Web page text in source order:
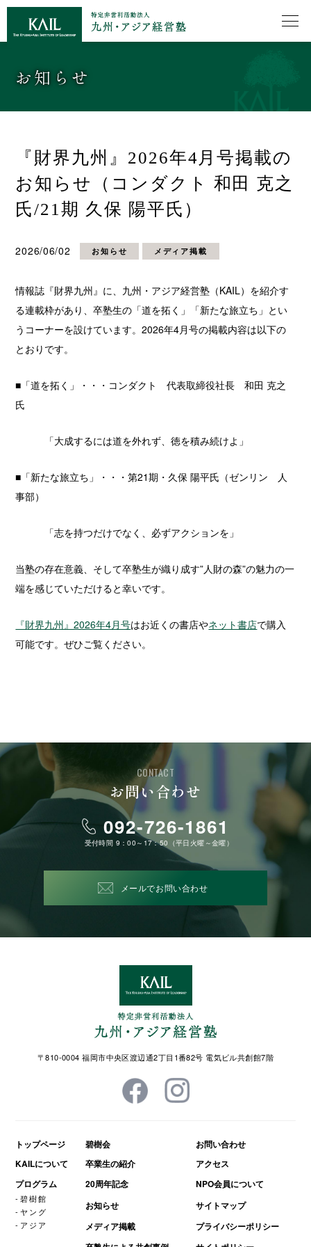
お知らせ
『財界九州』2026年4月号掲載の
お知らせ（コンダクト 和田 克之
氏/21期 久保 陽平氏）
2026/06/02 お知らせ メディア掲載
情報誌『財界九州』に、九州・アジア経営塾（KAIL）を紹介す
る連載枠があり、卒塾生の「道を拓く」「新たな旅立ち」とい
うコーナーを設けています。2026年4月号の掲載内容は以下の
とおりです。
■「道を拓く」・・・コンダクト 代表取締役社長 和田 克之
氏
「大成するには道を外れず、徳を積み続けよ」
■「新たな旅立ち」・・・第21期・久保 陽平氏（ゼンリン 人
事部）
「志を持つだけでなく、必ずアクションを」
当塾の存在意義、そして卒塾生が織り成す”人財の森”の魅力の一
端を感じていただけると幸いです。
『財界九州』2026年4月号はお近くの書店やネット書店で購入
可能です。ぜひご覧ください。
CONTACT
お問い合わせ
092-726-1861
受付時間 9：00～17：50（平日火曜～金曜）
メールでお問い合わせ
〒810-0004 福岡市中央区渡辺通2丁目1番82号 電気ビル共創館7階
トップページ 碧樹会
お問い合わせ
KAILについて
卒業生の紹介
アクセス
プログラム
碧樹館
ヤング
アジア
20周年記念
メディア掲載
お知らせ サイトマップ
プライバシーポリシー
NPO会員について